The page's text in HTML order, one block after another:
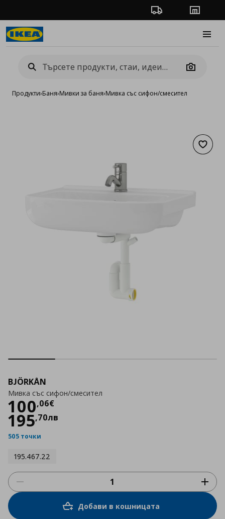
Проследяване на
Camera
Продукти›Баня›Мивки за баня›Мивка със сифон/смесител
BJÖRKÅN
Мивка със сифон/смесител
100,06€
Цена100,06 €
195,70лв
505 точки
195.467.22
Добави в кошницата